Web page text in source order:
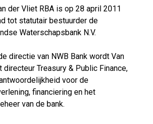
der Vliet RBA is op 28 april 2011
tot statutair bestuurder de
Waterschapsbank N.V.
directie van NWB Bank wordt Van
directeur Treasury & Public Finance,
voor de
financiering en het
van de bank.